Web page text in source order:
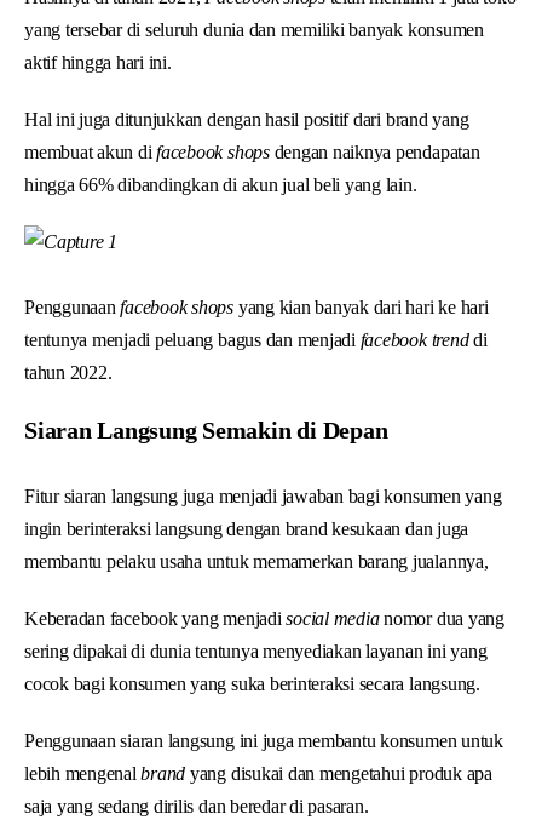
yang tersebar di seluruh dunia dan memiliki banyak konsumen
aktif hingga hari ini.
Hal ini juga ditunjukkan dengan hasil positif dari brand yang
membuat akun difacebook shopsdengan naiknya pendapatan
hingga 66% dibandingkan di akun jual beli yang lain.
Penggunaan facebook shops yang kian banyak dari hari ke hari
tentunya menjadi peluang bagus dan menjadi facebook trenddi
tahun 2022.
Siaran Langsung Semakin di Depan
Fitur siaran langsung juga menjadi jawaban bagi konsumen yang
ingin berinteraksi langsung dengan brand kesukaan dan juga
membantu pelaku usaha untuk memamerkan barang jualannya,
Keberadan facebook yang menjadisocial medianomor dua yang
sering dipakai di dunia tentunya menyediakan layanan ini yang
cocok bagi konsumen yang suka berinteraksi secara langsung.
Penggunaan siaran langsung ini juga membantu konsumen untuk
lebih mengenalbrand yang disukai dan mengetahui produk apa
saja yang sedang dirilis dan beredar di pasaran.